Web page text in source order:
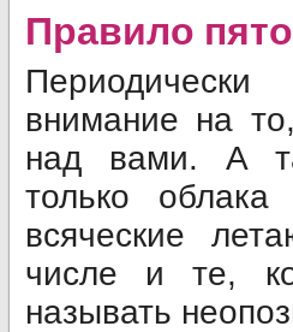
Правило
внимание на
над вами. А
только
всяческие
числе и те,
называть